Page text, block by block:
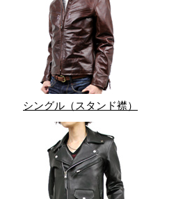
シングル（スタンド襟）